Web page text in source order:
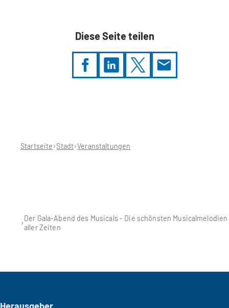
Diese Seite teilen
Startseite Stadt Veranstaltungen
Der Gala-Abend des Musicals - Die schönsten Musicalmelodien
aller Zeiten